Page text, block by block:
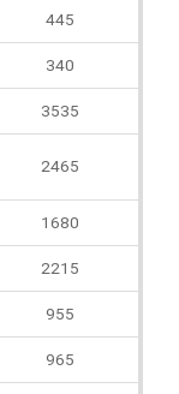
445
340
3535
2465
1680
2215
955
965